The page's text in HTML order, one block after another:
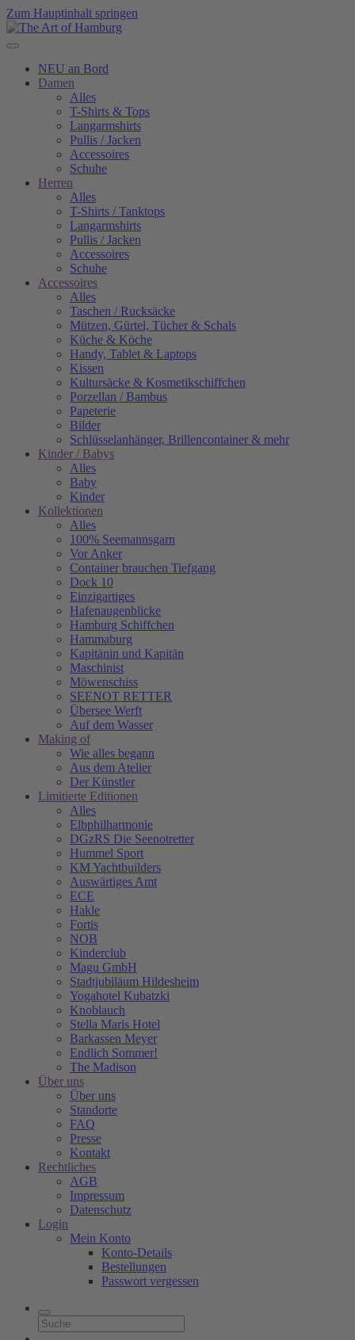
Zum Hauptinhalt springen
NEU an Bord
Damen
Alles
T-Shirts & Tops
Langarmshirts
Pullis / Jacken
Accessoires
Schuhe
Herren
Alles
T-Shirts / Tanktops
Langarmshirts
Pullis / Jacken
Accessoires
Schuhe
Accessoires
Alles
Taschen / Rucksäcke
Mützen, Gürtel, Tücher & Schals
Küche & Köche
Handy, Tablet & Laptops
Kissen
Kultursäcke & Kosmetikschiffchen
Porzellan / Bambus
Papeterie
Bilder
Schlüsselanhänger, Brillencontainer & mehr
Kinder / Babys
Alles
Baby
Kinder
Kollektionen
Alles
100% Seemannsgarn
Vor Anker
Container brauchen Tiefgang
Dock 10
Einzigartiges
Hafenaugen­blicke
Hamburg Schiffchen
Hammaburg
Kapitänin und Kapitän
Maschinist
Möwenschiss
SEENOT RETTER
Übersee Werft
Auf dem Wasser
Making of
Wie alles begann
Aus dem Atelier
Der Künstler
Limitierte Editionen
Alles
Elbphilharmonie
DGzRS Die Seenotretter
Hummel Sport
KM Yachtbuilders
Auswärtiges Amt
ECE
Hakle
Fortis
NOB
Kinderclub
Magu GmbH
Stadtjubiläum Hildesheim
Yogahotel Kubatzki
Knoblauch
Stella Maris Hotel
Barkassen Meyer
Endlich Sommer!
The Madison
Über uns
Über uns
Standorte
FAQ
Presse
Kontakt
Rechtliches
AGB
Impressum
Datenschutz
Login
Mein Konto
Konto-Details
Bestellungen
Passwort vergessen